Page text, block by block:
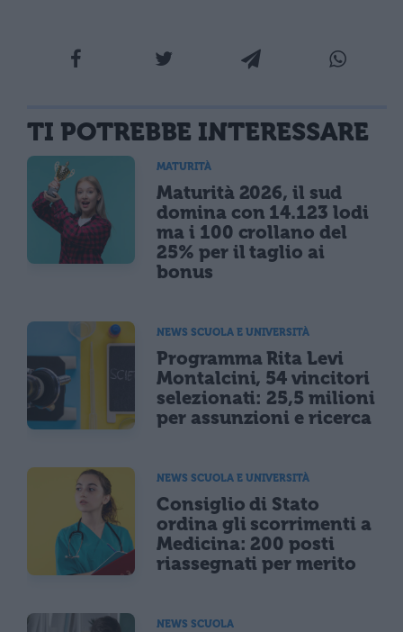
TI POTREBBE INTERESSARE
MATURITÀ
Maturità 2026, il sud
domina con 14.123 lodi
ma i 100 crollano del
25% per il taglio ai
bonus
NEWS SCUOLA E UNIVERSITÀ
Programma Rita Levi
Montalcini, 54 vincitori
selezionati: 25,5 milioni
per assunzioni e ricerca
NEWS SCUOLA E UNIVERSITÀ
Consiglio di Stato
ordina gli scorrimenti a
Medicina: 200 posti
riassegnati per merito
NEWS SCUOLA